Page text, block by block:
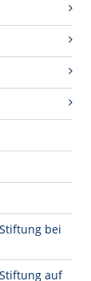
bei
auf